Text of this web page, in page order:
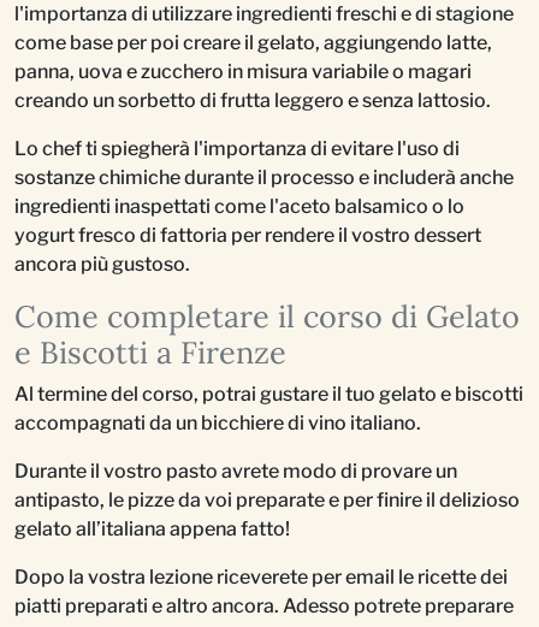
l'importanza di utilizzare ingredienti freschi e di stagione
come base per poi creare il gelato, aggiungendo latte,
panna, uova e zucchero in misura variabile o magari
creando un sorbetto di frutta leggero e senza lattosio.
Lo chef ti spiegherà l'importanza di evitare l'uso di
sostanze chimiche durante il processo e includerà anche
ingredienti inaspettati come l'aceto balsamico o lo
yogurt fresco di fattoria per rendere il vostro dessert
ancora più gustoso.
Come completare il corso di Gelato
e Biscotti a Firenze
Al termine del corso, potrai gustare il tuo gelato e biscotti
accompagnati da un bicchiere di vino italiano.
Durante il vostro pasto avrete modo di provare un
antipasto, le pizze da voi preparate e per finire il delizioso
gelato all’italiana appena fatto!
Dopo la vostra lezione riceverete per email le ricette dei
piatti preparati e altro ancora. Adesso potrete preparare